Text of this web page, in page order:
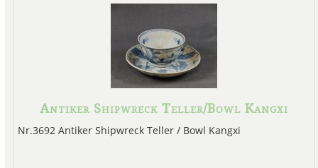
Antiker Shipwreck Teller/Bowl Kangxi
Nr.3692 Antiker Shipwreck Teller / Bowl Kangxi